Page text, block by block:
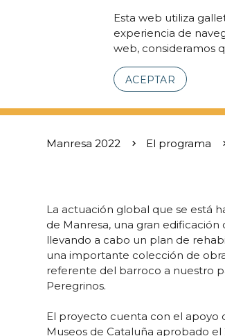
Esta web utiliza
experiencia de
web, consideramos
ACEPTAR
Manresa 2022 El programa
La actuación global que se está
de Manresa, una gran
llevando a cabo un plan de
una importante colección de
referente del barroco a nuestro
Peregrinos.
El proyecto cuenta con el apoyo
Museos de Cataluña aprobado